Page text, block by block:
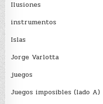
Ilusiones
instrumentos
Islas
Jorge Varlotta
juegos
Juegos imposibles (lado A)